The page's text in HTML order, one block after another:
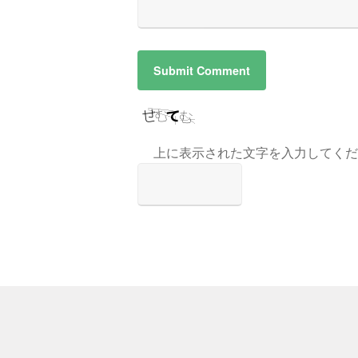
上に表示された文字を入力してく